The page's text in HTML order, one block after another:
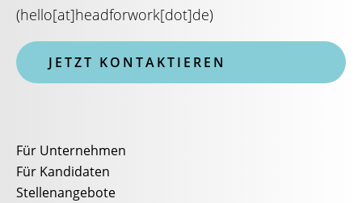
(hello[at]headforwork[dot]de)
JETZT KONTAKTIEREN
Für Unternehmen
Für Kandidaten
Stellenangebote